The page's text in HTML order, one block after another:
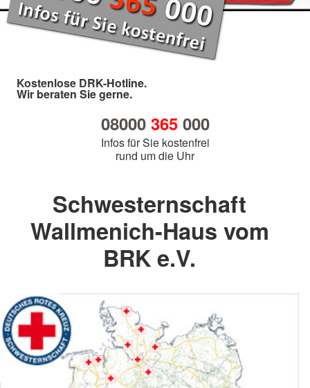
Kostenlose DRK-Hotline.
Wir beraten Sie gerne.
08000 365000
Infos für Sie kostenfrei
rund um die Uhr
Schwesternschaft
Wallmenich-Haus vom
BRK e.V.